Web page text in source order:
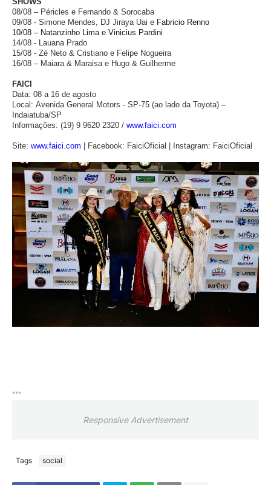
08/08 – Péricles e Fernando & Sorocaba
09/08 - Simone Mendes, DJ Jiraya Uai e Fabricio Renno
10/08 – Natanzinho Lima e Vinicius Pardini
14/08 - Lauana Prado
15/08 - Zé Neto & Cristiano e Felipe Nogueira
16/08 – Maiara & Maraisa e Hugo & Guilherme
FAICI
Data: 08 a 16 de agosto
Local: Avenida General Motors - SP-75 (ao lado da Toyota) –
Indaiatuba/SP
Informações: (19) 9 9620 2320 / www.faici.com
Site: www.faici.com | Facebook: FaiciOficial | Instagram: FaiciOficial
***
Responsive Advertisement
Tags social